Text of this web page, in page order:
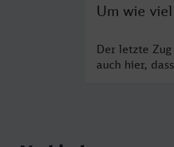
Um wie
Der letzte
auch hier,